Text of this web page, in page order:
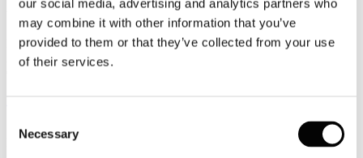
our social media, advertising and analytics partners who
may combine it with other information that you’ve
provided to them or that they’ve collected from your use
of their services.
Selection
Necessary
Ucina: pubblicato in Gazzetta il nuovo codice della nautica
E’ stato pubblicato sulla Gazzetta Ufficiale della Repubblica Italiana
il Decreto Legislativo 3 novembre 2017, n. 229, di riforma del
Febbraio